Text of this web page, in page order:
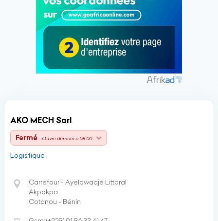
AKO MECH Sarl
Fermé - Ouvre demain à 08:00
Logistique
Carrefour - Ayelawadje Littoral
Akpakpa
Cotonou - Bénin